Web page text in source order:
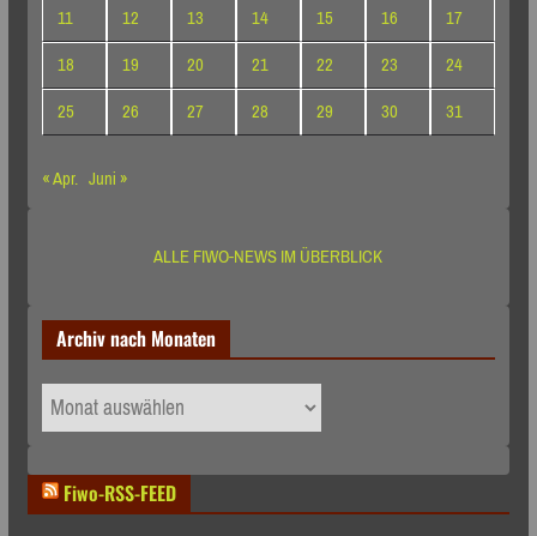
11
12 13 14 15 16
17
18
19 20 21 22 23
24
25
26 27 28 29 30
31
« Apr. Juni »
ALLE FIWO-NEWS IM ÜBERBLICK
Archiv nach Monaten
Archiv
nach
Fiwo-RSS-FEED